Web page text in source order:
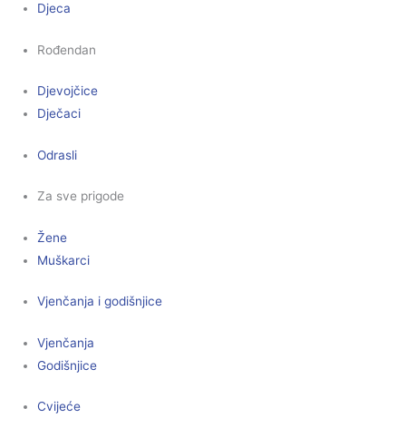
Djeca
Rođendan
Djevojčice
Dječaci
Odrasli
Za sve prigode
Žene
Muškarci
Vjenčanja i godišnjice
Vjenčanja
Godišnjice
Cvijeće